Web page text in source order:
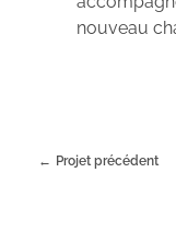
nouveau
Projet précédent